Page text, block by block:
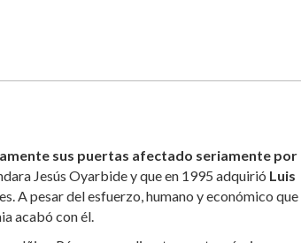
sus puertas afectado seriamente por
Jesús Oyarbide y que en 1995 adquirió Luis
A pesar del esfuerzo, humano y económico que
acabó con él.